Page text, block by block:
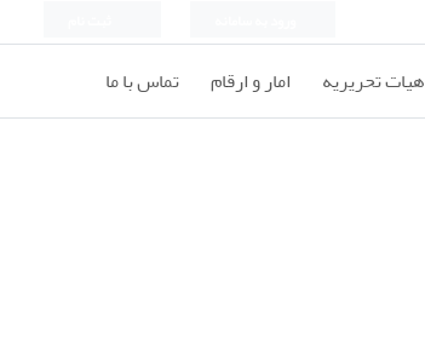
هیات تحریریه امار و ارقام تماس با ما